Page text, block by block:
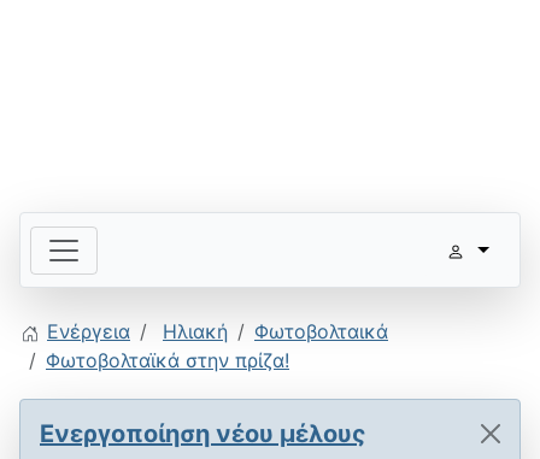
Ενέργεια Ηλιακή
Φωτοβολταικά
Φωτοβολταϊκά στην πρίζα!
Ενεργοποίηση νέου μέλους